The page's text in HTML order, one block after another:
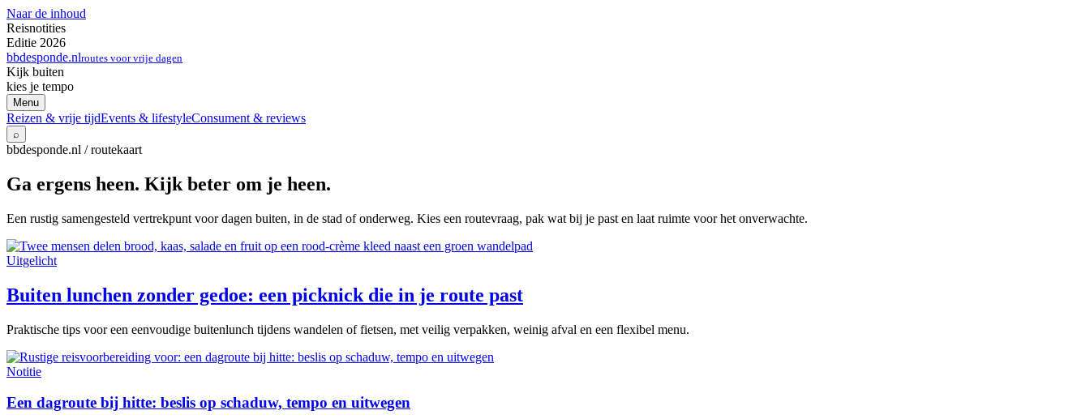
Naar de inhoud
Reisnotities
Editie 2026
bbdesponde.nlroutes voor vrije dagen
Kijk buiten
kies je tempo
Menu
Reizen & vrije tijdEvents & lifestyleConsument & reviews
⌕
bbdesponde.nl / routekaart
Ga ergens heen. Kijk beter om je heen.
Een rustig samengesteld vertrekpunt voor dagen buiten, in de stad of onderweg. Kies een routevraag, pak wat bij je past en laat ruimte voor het onverwachte.
Uitgelicht
Buiten lunchen zonder gedoe: een picknick die in je route past
Praktische tips voor een eenvoudige buitenlunch tijdens wandelen of fietsen, met veilig verpakken, weinig afval en een flexibel menu.
Notitie
Een dagroute bij hitte: beslis op schaduw, tempo en uitwegen